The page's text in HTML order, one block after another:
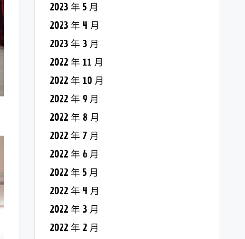
2023 年 5 月
2023 年 4 月
2023 年 3 月
2022 年 11 月
2022 年 10 月
2022 年 9 月
2022 年 8 月
2022 年 7 月
2022 年 6 月
2022 年 5 月
2022 年 4 月
2022 年 3 月
2022 年 2 月